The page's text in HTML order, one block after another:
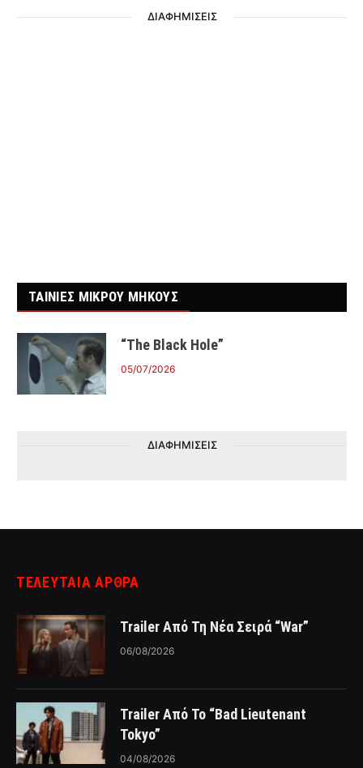
ΔΙΑΦΗΜΙΣΕΙΣ
ΤΑΙΝΙΕΣ ΜΙΚΡΟΥ ΜΗΚΟΥΣ
“The Black Hole”
05/07/2026
ΔΙΑΦΗΜΙΣΕΙΣ
ΤΕΛΕΥΤΑΙΑ ΑΡΘΡΑ
Trailer Από Τη Νέα Σειρά “War”
06/08/2026
Trailer Από Το “Bad Lieutenant
Tokyo”
04/08/2026